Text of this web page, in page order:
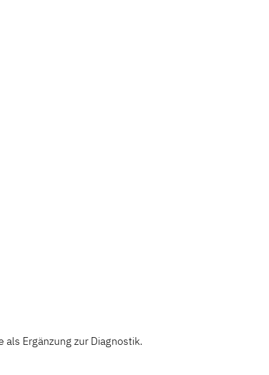
Ergänzung zur Diagnostik.